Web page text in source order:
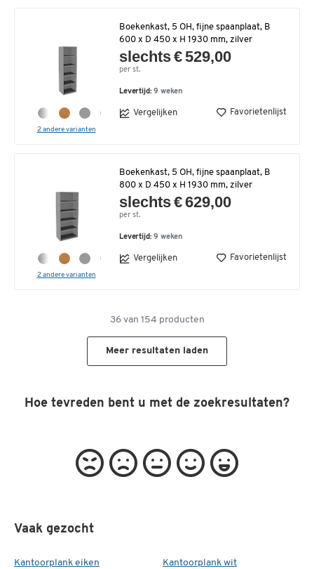
2 andere varianten
Boekenkast, 5 OH, fijne spaanplaat, B
600 x D 450 x H 1930 mm, zilver
slechts € 529,00
per st.
Levertijd:9 weken
Vergelijken Favorietenlijst
2 andere varianten
Boekenkast, 5 OH, fijne spaanplaat, B
800 x D 450 x H 1930 mm, zilver
slechts € 629,00
per st.
Levertijd:9 weken
Vergelijken Favorietenlijst
36van 154 producten
Meer resultaten laden
Hoe tevreden bent u met de zoekresultaten?
Vaak gezocht
Kantoorplank eiken
Kantoorplank wit